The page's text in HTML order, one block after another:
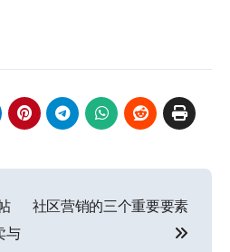
与
社区营销的三个重要要素